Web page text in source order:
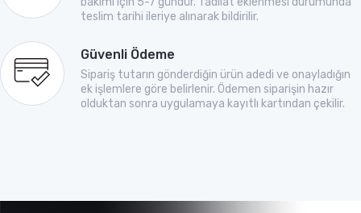
teslim tarihi ileriye alınarak bildirilir.
Güvenli Ödeme
Sipariş tutarın gönderdiğin ürün adedi ve onayladığın
ek işlemlere göre belirlenir. Ödemen siparişin hazır
olduktan sonra uygulamaya kayıtlı kartından çekilir.